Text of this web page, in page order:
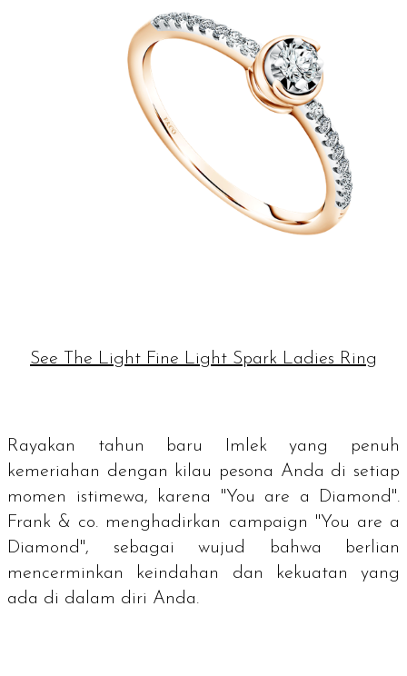
See The Light Fine Light Spark Ladies Ring
Rayakan tahun baru Imlek yang penuh
kemeriahan dengan kilau pesona Anda di setiap
momen istimewa, karena "You are a Diamond".
Frank & co. menghadirkan campaign "You are a
Diamond", sebagai wujud bahwa berlian
mencerminkan keindahan dan kekuatan yang
ada di dalam diri Anda.